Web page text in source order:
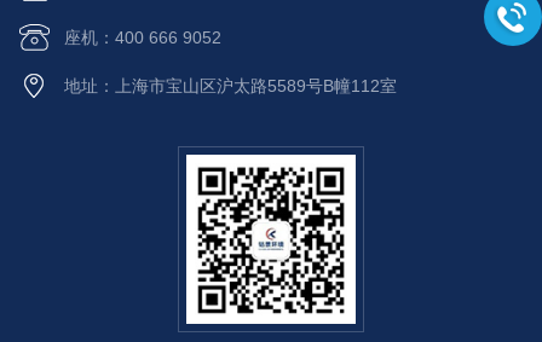
座机：400 666 9052
地址：上海市宝山区沪太路5589号B幢112室